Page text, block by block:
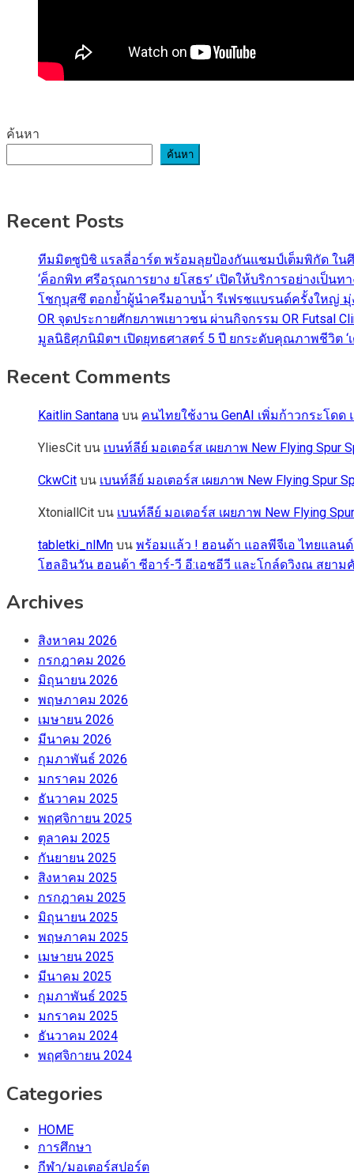
ค้นหา
ค้นหา
Recent Posts
ทีมมิตซูบิชิ แรลลี่อาร์ต พร้อมลุยป้องกันแชมป์เต็มพิกัด ใน
‘ค็อกพิท ศรีอรุณการยาง ยโสธร’ เปิดให้บริการอย่างเป็น
โชกุบุสซึ ตอกย้ำผู้นำครีมอาบน้ำ รีเฟรชแบรนด์ครั้งใหญ่ มุ่
OR จุดประกายศักยภาพเยาวชน ผ่านกิจกรรม OR Futsal
มูลนิธิศุภนิมิตฯ เปิดยุทธศาสตร์ 5 ปี ยกระดับคุณภาพชีวิต
Recent Comments
Kaitlin Santana บน คนไทยใช้งาน GenAI เพิ่มก้าวกระโด
YliesCit บน เบนท์ลีย์ มอเตอร์ส เผยภาพ New Flying
CkwCit บน เบนท์ลีย์ มอเตอร์ส เผยภาพ New Flying Spur
XtoniallCit บน เบนท์ลีย์ มอเตอร์ส เผยภาพ New Flying
tabletki_nlMn บน พร้อมแล้ว ! ฮอนด้า แอลพีจีเอ ไทยแลนด์
โฮลอินวัน ฮอนด้า ซีอาร์-วี อี:เอชอีวี และโกล์ดวิงณ สยา
Archives
สิงหาคม 2026
กรกฎาคม 2026
มิถุนายน 2026
พฤษภาคม 2026
เมษายน 2026
มีนาคม 2026
กุมภาพันธ์ 2026
มกราคม 2026
ธันวาคม 2025
พฤศจิกายน 2025
ตุลาคม 2025
กันยายน 2025
สิงหาคม 2025
กรกฎาคม 2025
มิถุนายน 2025
พฤษภาคม 2025
เมษายน 2025
มีนาคม 2025
กุมภาพันธ์ 2025
มกราคม 2025
ธันวาคม 2024
พฤศจิกายน 2024
Categories
HOME
การศึกษา
กีฬา/มอเตอร์สปอร์ต